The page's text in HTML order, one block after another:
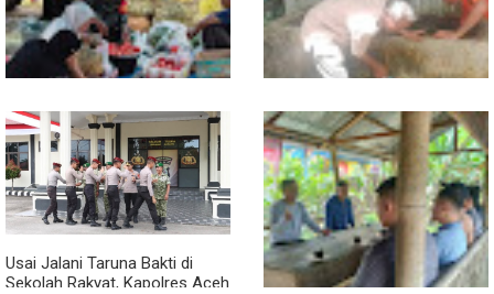
Babinsa Turun ke Pasar, Harga
dan Ketersediaan Sembako
Dipantau
Semangat Gotong Royong,
Babinsa dan Warga Bersihkan
Penampungan Air Masjid
Usai Jalani Taruna Bakti di
Sekolah Rakyat, Kapolres Aceh